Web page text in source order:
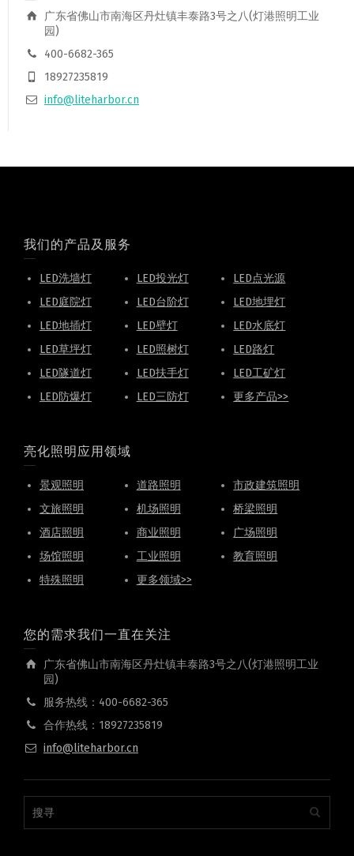
广东省佛山市南海区丹灶镇丰泰路3号之八(灯港照明工业
园)
400-6682-365
18927235819
info@liteharbor.cn
我们的产品及服务
LED洗墙灯 LED投光灯
LED点光源
LED庭院灯
LED台阶灯
LED地埋灯
LED地插灯
LED壁灯
LED水底灯
LED草坪灯
LED照树灯
LED路灯
LED隧道灯
LED扶手灯
LED工矿灯
LED防爆灯
LED三防灯 更多产品>>
亮化照明应用领域
景观照明 道路照明
市政建筑照明
文旅照明
机场照明
桥梁照明
酒店照明
商业照明
广场照明
场馆照明
工业照明
教育照明
特殊照明
更多领域>>
您的需求我们一直在关注
广东省佛山市南海区丹灶镇丰泰路3号之八(灯港照明工业
园)
服务热线：400-6682-365
合作热线：18927235819
info@liteharbor.cn